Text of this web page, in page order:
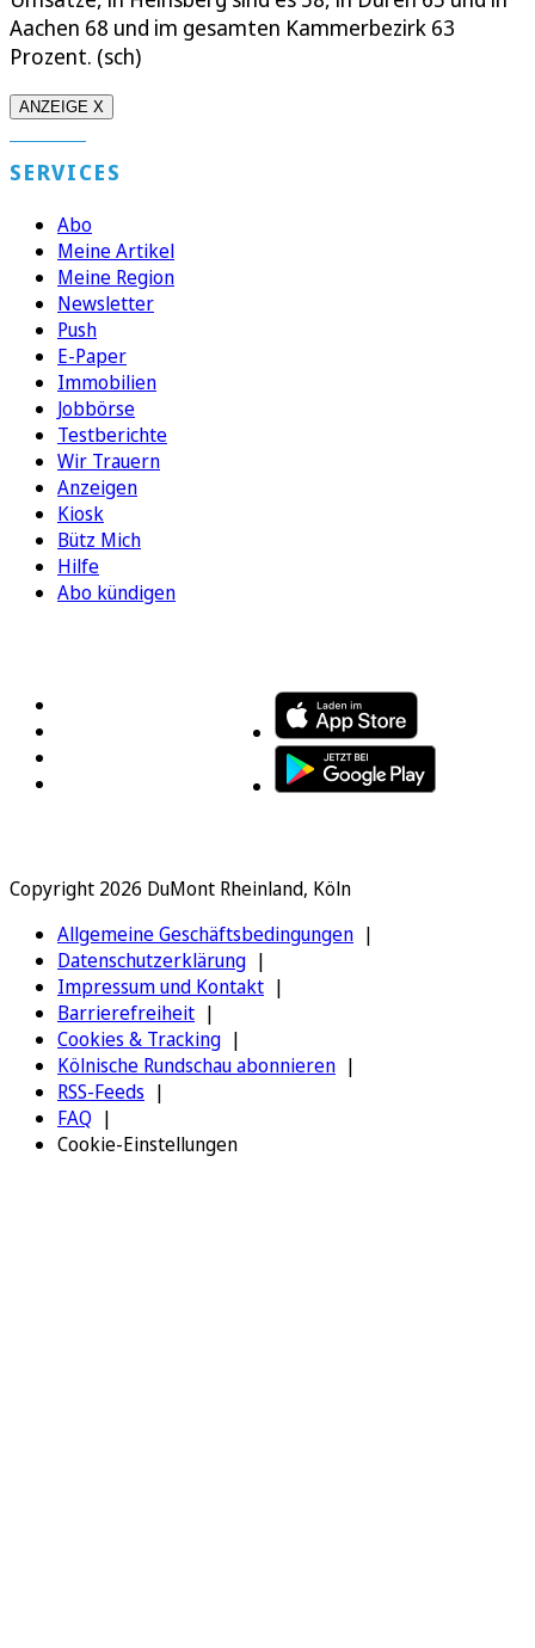
Aachen 68 und im gesamten Kammerbezirk 63
Prozent. (sch)
ANZEIGE X
SERVICES
Abo
Meine Artikel
Meine Region
Newsletter
Push
E-Paper
Immobilien
Jobbörse
Testberichte
Wir Trauern
Anzeigen
Kiosk
Bütz Mich
Hilfe
Abo kündigen
Copyright 2026 DuMont Rheinland, Köln
Allgemeine Geschäftsbedingungen
Datenschutzerklärung
Impressum und Kontakt
Barrierefreiheit
Cookies & Tracking
Kölnische Rundschau abonnieren
RSS-Feeds
FAQ
Cookie-Einstellungen